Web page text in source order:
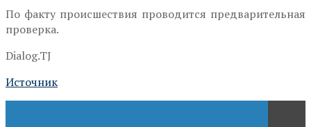
По факту происшествия проводится предварительная
проверка.
Dialog.TJ
Источник